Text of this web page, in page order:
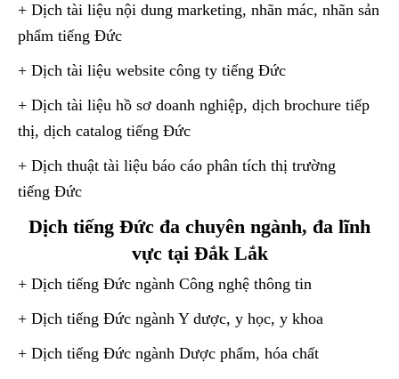
+ Dịch tài liệu nội dung marketing, nhãn mác, nhãn sản
phẩm tiếng Đức
+ Dịch tài liệu website công ty tiếng Đức
+ Dịch tài liệu hồ sơ doanh nghiệp, dịch brochure tiếp
thị, dịch catalog tiếng Đức
+ Dịch thuật tài liệu báo cáo phân tích thị trường
tiếng Đức
Dịch tiếng Đức đa chuyên ngành, đa lĩnh
vực tại Đắk Lắk
+ Dịch tiếng Đức ngành Công nghệ thông tin
+ Dịch tiếng Đức ngành Y dược, y học, y khoa
+ Dịch tiếng Đức ngành Dược phẩm, hóa chất